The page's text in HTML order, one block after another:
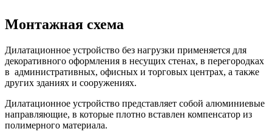
Монтажная схема
Дилатационное устройство без нагрузки применяется для
декоративного оформления в несущих стенах, в перегородках
в административных, офисных и торговых центрах, а также
других зданиях и сооружениях.
Дилатационное устройство представляет собой алюминиевые
направляющие, в которые плотно вставлен компенсатор из
полимерного материала.